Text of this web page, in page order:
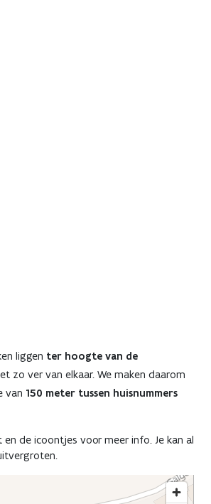
liggen ter hoogte van de
zo ver van elkaar. We maken daarom
van 150 meter tussen huisnummers
en de icoontjes voor meer info. Je kan al